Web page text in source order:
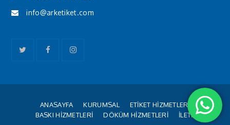
info@arketiket.com
TwitterFacebookInstagram
ANASAYFA KURUMSAL
ETİKET HİZMETLERİ
BASKI HİZMETLERİ
DÖKÜM HİZMETLERİ İLETİŞİM